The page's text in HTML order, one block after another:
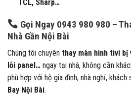
TCL, Sharp…
Gọi Ngay 0943 980 980 –
Nhà Gần Nội Bài
Chúng tôi chuyên thay màn hình tivi bị
lỗi panel… ngay tại nhà, không cần
phù hợp với hộ gia đình, nhà nghỉ, khách
Bay Nội Bài.